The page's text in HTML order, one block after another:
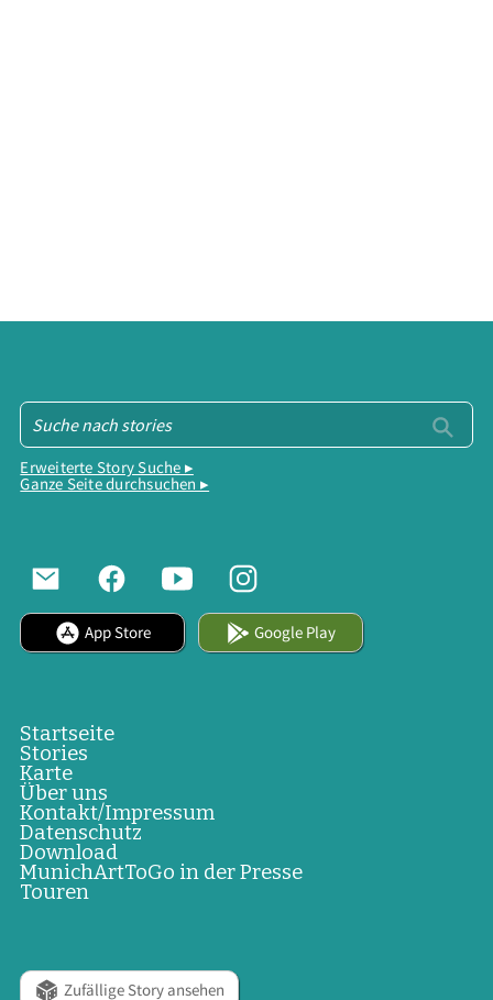
Erweiterte Story Suche ▸
Ganze Seite durchsuchen ▸
App Store Google Play
Startseite
Stories
Karte
Über uns
Kontakt/Impressum
Datenschutz
Download
MunichArtToGo in der Presse
Touren
Zufällige Story ansehen